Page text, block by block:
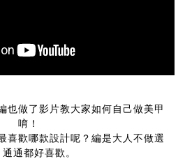
也做了影片教大家如何自己做美甲
唷！
喜歡哪款設計呢？編是大人不做選
通都好喜歡。